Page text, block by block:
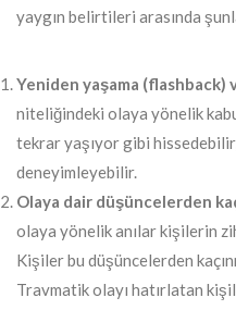
yaygın belirtileri arasında
Yeniden yaşama (flashback)
niteliğindeki olaya yönelik
tekrar yaşıyor gibi
deneyimleyebilir.
Olaya dair düşüncelerden
olaya yönelik anılar kişilerin
Kişiler bu düşüncelerden
Travmatik olayı hatırlatan